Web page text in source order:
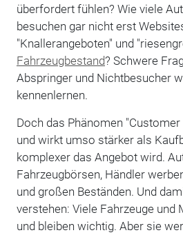
überfordert fühlen? Wie viele
besuchen gar nicht erst
"Knallerangeboten" und
Fahrzeugbestand? Schwere
Abspringer und Nichtbesucher
kennenlernen.
Doch das Phänomen
und wirkt umso stärker als
komplexer das Angebot wird.
Fahrzeugbörsen, Händler
und großen Beständen. Und
verstehen: Viele Fahrzeuge und
und bleiben wichtig. Aber sie